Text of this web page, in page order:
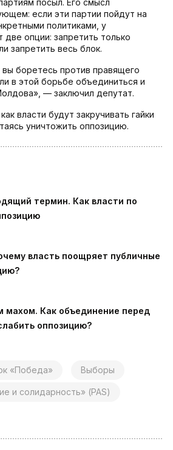
посыл. Его смысл
если эти партии пойдут на
политиками, у
две опции: запретить только
запретить весь блок.
боретесь против правящего
в этой борьбе объединиться и
— заключил депутат.
, как власти будут закручивать гайки
уничтожить оппозицию.
термин. Как власти по
власть поощряет публичные
махом. Как объединение перед
оппозицию?
«Победа» Выборы
и солидарность» (PAS)